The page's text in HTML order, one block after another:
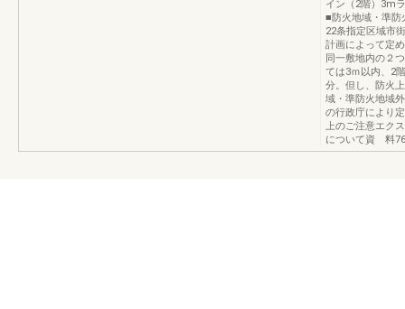
イン（2階）3m
■防火地域・準防
22条指定区域市
計画によって定
同一敷地内の２
ては3ｍ以内、2
分。但し、防火
域・準防火地域
の行政庁により
上のご注意エク
について資 料